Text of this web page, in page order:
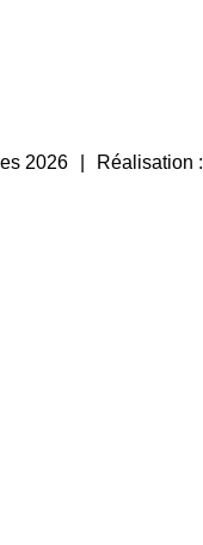
2026 Réalisation :